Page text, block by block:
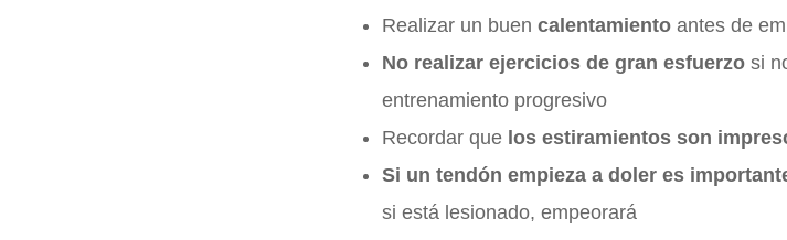
Realizar un buen calentamiento antes de
No realizar ejercicios de gran esfuerzo si
entrenamiento progresivo
Recordar que los estiramientos son
Si un tendón empieza a doler es
si está lesionado, empeorará